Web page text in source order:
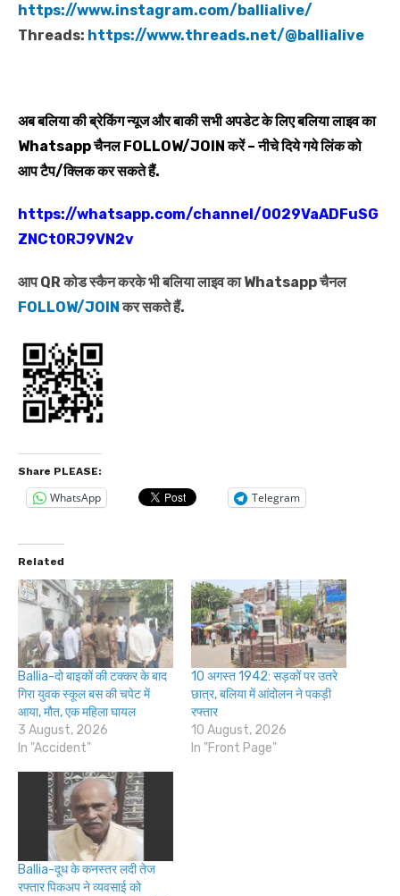
https://www.instagram.com/ballialive/
Threads: https://www.threads.net/@ballialive
अब बलिया की ब्रेकिंग न्यूज और बाकी सभी अपडेट के लिए बलिया लाइव का
WhatsappचैनलFOLLOW/JOINकरें – नीचे दिये गये लिंक को
आप टैप/क्लिक कर सकते हैं.
https://whatsapp.com/channel/0029VaADFuSG
ZNCt0RJ9VN2v
आप QR कोड स्कैन करके भी बलिया लाइव का Whatsapp चैनल
FOLLOW/JOINकर सकते हैं.
Share PLEASE:
WhatsApp Telegram
Related
Ballia-दो बाइकों की टक्कर के बाद
गिरा युवक स्कूल बस की चपेट में
आया, मौत, एक महिला घायल
3 August, 2026
In "Accident"
10 अगस्त 1942: सड़कों पर उतरे
छात्र, बलिया में आंदोलन ने पकड़ी
रफ्तार
10 August, 2026
In "Front Page"
Ballia-दूध के कनस्तर लदी तेज
रफ्तार पिकअप ने व्यवसाई को